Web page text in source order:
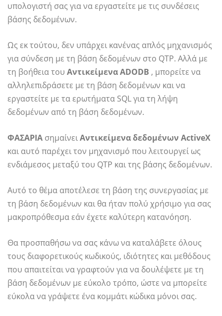
υπολογιστή σας για να εργαστείτε με τις συνδέσεις
βάσης δεδομένων.
Ως εκ τούτου, δεν υπάρχει κανένας απλός μηχανισμός
για σύνδεση με τη βάση δεδομένων στο QTP. Αλλά με
τη βοήθεια του Αντικείμενα ADODB , μπορείτε να
αλληλεπιδράσετε με τη βάση δεδομένων και να
εργαστείτε με τα ερωτήματα SQL για τη λήψη
δεδομένων από τη βάση δεδομένων.
ΦΑΣΑΡΙΑ σημαίνειΑντικείμενα δεδομένων ActiveX
και αυτό παρέχει τον μηχανισμό που λειτουργεί ως
ενδιάμεσος μεταξύ του QTP και της βάσης δεδομένων.
Αυτό το θέμα αποτέλεσε τη βάση της συνεργασίας με
τη βάση δεδομένων και θα ήταν πολύ χρήσιμο για σας
μακροπρόθεσμα εάν έχετε καλύτερη κατανόηση.
Θα προσπαθήσω να σας κάνω να καταλάβετε όλους
τους διαφορετικούς κωδικούς, ιδιότητες και μεθόδους
που απαιτείται να γραφτούν για να δουλέψετε με τη
βάση δεδομένων με εύκολο τρόπο, ώστε να μπορείτε
εύκολα να γράψετε ένα κομμάτι κώδικα μόνοι σας.